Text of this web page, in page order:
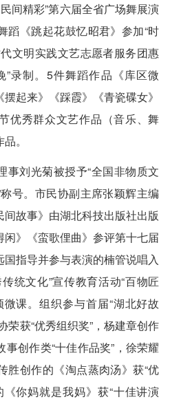
间精彩”第六届全省广场舞展演
蹈《跳起花鼓忆昭君》参加“时
文明实践文艺志愿者服务团惠
”录制。5件舞蹈作品《库区微
起来》《踩霞》《青瓷碟女》
优秀群众文艺作品（音乐、舞
。
事刘光菊被授予“全国非物质文
号。市民协副主席张颖辉主编
故事》由湖北科技出版社出版
》《蛮歌俚曲》参评第十七届
指导并参与表演的楠管说唱入
统文化”宣传教育活动“百物匠
课。组织参与首届“湖北好故
荣获“优秀组织奖”，杨建章创作
创作类“十佳作品奖”，徐荣耀
胜创作的《淘点蒸肉汤》获“优
你妈就是我妈》获“十佳讲演